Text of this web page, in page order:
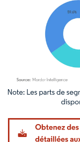
Image © Mordor